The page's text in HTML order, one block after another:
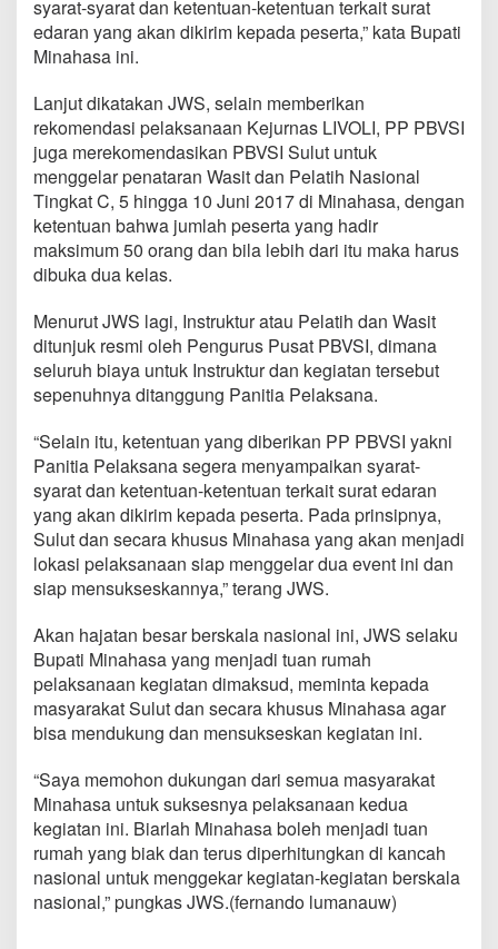
a
K
u
r
n
a
s
L
I
V
O
D
i
v
i
s
S
a
t
u
2
0
1
7
syarat-syarat dan ketentuan-ketentuan terkait surat
edaran yang akan dikirim kepada peserta,” kata Bupati
Minahasa ini.
Lanjut dikatakan JWS, selain memberikan
rekomendasi pelaksanaan Kejurnas LIVOLI, PP PBVSI
juga merekomendasikan PBVSI Sulut untuk
menggelar penataran Wasit dan Pelatih Nasional
Tingkat C, 5 hingga 10 Juni 2017 di Minahasa, dengan
ketentuan bahwa jumlah peserta yang hadir
maksimum 50 orang dan bila lebih dari itu maka harus
dibuka dua kelas.
Menurut JWS lagi, Instruktur atau Pelatih dan Wasit
ditunjuk resmi oleh Pengurus Pusat PBVSI, dimana
seluruh biaya untuk Instruktur dan kegiatan tersebut
sepenuhnya ditanggung Panitia Pelaksana.
“Selain itu, ketentuan yang diberikan PP PBVSI yakni
Panitia Pelaksana segera menyampaikan syarat-
syarat dan ketentuan-ketentuan terkait surat edaran
yang akan dikirim kepada peserta. Pada prinsipnya,
Sulut dan secara khusus Minahasa yang akan menjadi
lokasi pelaksanaan siap menggelar dua event ini dan
siap mensukseskannya,” terang JWS.
Akan hajatan besar berskala nasional ini, JWS selaku
Bupati Minahasa yang menjadi tuan rumah
pelaksanaan kegiatan dimaksud, meminta kepada
masyarakat Sulut dan secara khusus Minahasa agar
bisa mendukung dan mensukseskan kegiatan ini.
“Saya memohon dukungan dari semua masyarakat
Minahasa untuk suksesnya pelaksanaan kedua
kegiatan ini. Biarlah Minahasa boleh menjadi tuan
rumah yang biak dan terus diperhitungkan di kancah
nasional untuk menggekar kegiatan-kegiatan berskala
nasional,” pungkas JWS.(fernando lumanauw)